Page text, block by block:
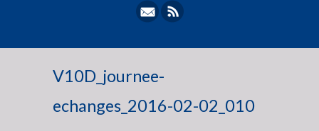
V10D_journee-
echanges_2016-02-02_010